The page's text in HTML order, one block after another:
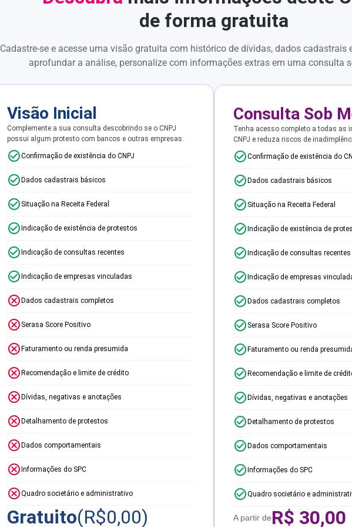
de forma gratuita
Cadastre-se e acesse uma visão gratuita com histórico de dívidas, dados cadastrais
aprofundar a análise, personalize com informações extras em uma consulta
Visão Inicial
Complemente a sua consulta descobrindo se o CNPJ
possui algum protesto com bancos e outras empresas.
Confirmação de existência do CNPJ
Dados cadastrais básicos
Situação na Receita Federal
Indicação de existência de protestos
Indicação de consultas recentes
Indicação de empresas vinculadas
Dados cadastrais completos
Serasa Score Positivo
Faturamento ou renda presumida
Recomendação e limite de crédito
Dívidas, negativas e anotações
Detalhamento de protestos
Dados comportamentais
Informações do SPC
Quadro societário e administrativo
Gratuito(R$0,00)
Consulta Sob
Tenha acesso completo a todas as
CNPJ e reduza riscos de
Confirmação de existência do
Dados cadastrais básicos
Situação na Receita Federal
Indicação de existência de
Indicação de consultas recentes
Indicação de empresas
Dados cadastrais completos
Serasa Score Positivo
Faturamento ou renda
Recomendação e limite de
Dívidas, negativas e anotações
Detalhamento de protestos
Dados comportamentais
Informações do SPC
Quadro societário e
A partir deR$ 30,00